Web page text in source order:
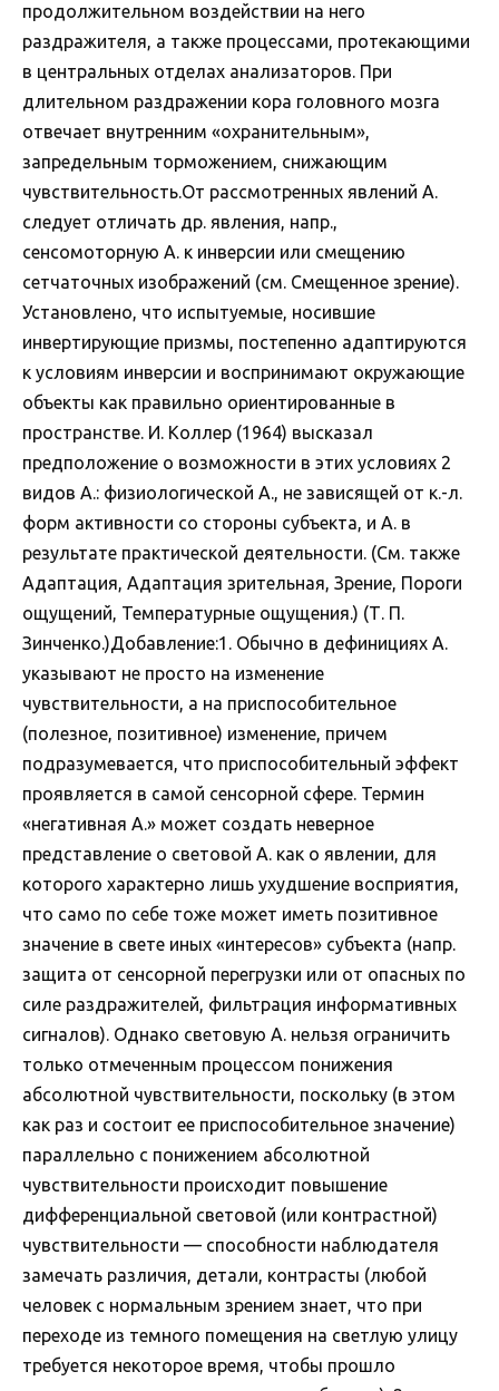
продолжительном воздействии на него
раздражителя, а также процессами, протекающими
в центральных отделах анализаторов. При
длительном раздражении кора головного мозга
отвечает внутренним «охранительным»,
запредельным торможением, снижающим
чувствительность.От рассмотренных явлений А.
следует отличать др. явления, напр.,
сенсомоторную А. к инверсии или смещению
сетчаточных изображений (см. Смещенное зрение).
Установлено, что испытуемые, носившие
инвертирующие призмы, постепенно адаптируются
к условиям инверсии и воспринимают окружающие
объекты как правильно ориентированные в
пространстве. И. Коллер (1964) высказал
предположение о возможности в этих условиях 2
видов А.: физиологической А., не зависящей от к.-л.
форм активности со стороны субъекта, и А. в
результате практической деятельности. (См. также
Адаптация, Адаптация зрительная, Зрение, Пороги
ощущений, Температурные ощущения.) (Т. П.
Зинченко.)Добавление:1. Обычно в дефинициях А.
указывают не просто на изменение
чувствительности, а на приспособительное
(полезное, позитивное) изменение, причем
подразумевается, что приспособительный эффект
проявляется в самой сенсорной сфере. Термин
«негативная А.» может создать неверное
представление о световой А. как о явлении, для
которого характерно лишь ухудшение восприятия,
что само по себе тоже может иметь позитивное
значение в свете иных «интересов» субъекта (напр.
защита от сенсорной перегрузки или от опасных по
силе раздражителей, фильтрация информативных
сигналов). Однако световую А. нельзя ограничить
только отмеченным процессом понижения
абсолютной чувствительности, поскольку (в этом
как раз и состоит ее приспособительное значение)
параллельно с понижением абсолютной
чувствительности происходит повышение
дифференциальной световой (или контрастной)
чувствительности — способности наблюдателя
замечать различия, детали, контрасты (любой
человек с нормальным зрением знает, что при
переходе из темного помещения на светлую улицу
требуется некоторое время, чтобы прошло